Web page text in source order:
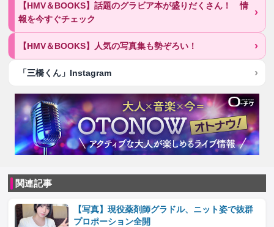
【HMV＆BOOKS】話題のグラビア本が盛りだくさん！ 情
報を今すぐチェック
【HMV＆BOOKS】人気の写真集も勢ぞろい！
「三橋くん」Instagram
関連記事
【写真】現役薬剤師グラドル、ニット姿で抜群
プロポーション全開